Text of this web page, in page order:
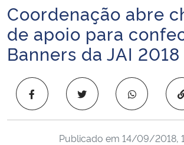
Ministério da Infraestrutura
Ministério da Agricultura, Pecuária e Abastecimento
Ministério da Cidadania
Início do conteúdo
Coordenação abre
de apoio para
Banners da JAI 2018
Publicado em 14/09/2018,